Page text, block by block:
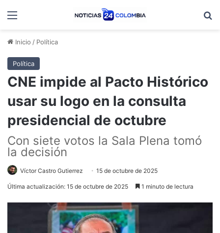
Menú
Inicio / Política
Política
CNE impide al Pacto Histórico
usar su logo en la consulta
presidencial de octubre
Con siete votos la Sala Plena tomó
la decisión
Víctor Castro Gutierrez 15 de octubre de 2025
Última actualización: 15 de octubre de 2025 1 minuto de lectura